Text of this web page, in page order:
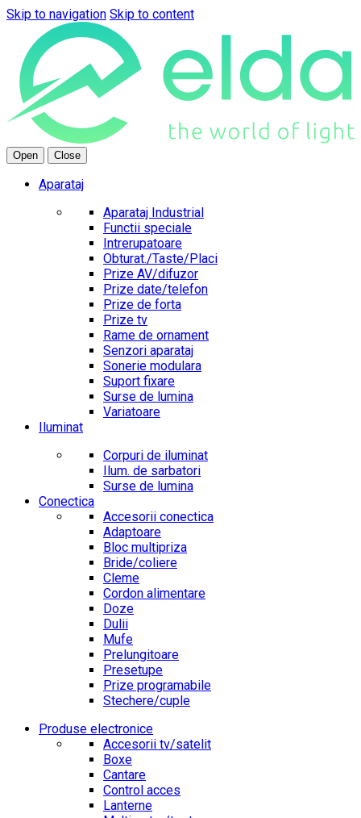
Skip to navigation Skip to content
Open Close
Aparataj
Aparataj Industrial
Functii speciale
Intrerupatoare
Obturat./Taste/Placi
Prize AV/difuzor
Prize date/telefon
Prize de forta
Prize tv
Rame de ornament
Senzori aparataj
Sonerie modulara
Suport fixare
Surse de lumina
Variatoare
Iluminat
Corpuri de iluminat
Ilum. de sarbatori
Surse de lumina
Conectica
Accesorii conectica
Adaptoare
Bloc multipriza
Bride/coliere
Cleme
Cordon alimentare
Doze
Dulii
Mufe
Prelungitoare
Presetupe
Prize programabile
Stechere/cuple
Produse electronice
Accesorii tv/satelit
Boxe
Cantare
Control acces
Lanterne